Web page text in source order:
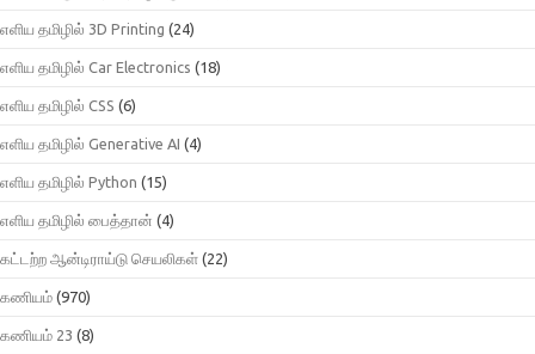
எளிய தமிழில் 3D Printing (24)
எளிய தமிழில் Car Electronics (18)
எளிய தமிழில் CSS (6)
எளிய தமிழில் Generative AI (4)
எளிய தமிழில் Python (15)
எளிய தமிழில் பைத்தான் (4)
கட்டற்ற ஆன்டிராய்டு செயலிகள் (22)
கணியம் (970)
கணியம் 23 (8)